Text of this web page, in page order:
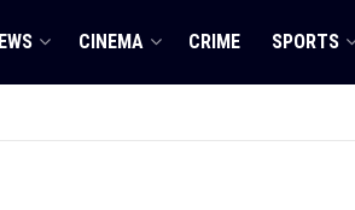
CINEMA CRIME SPORTS